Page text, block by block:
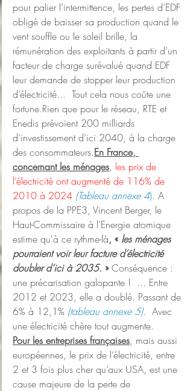
pour palier l’intermittence, les pertes d’EDF
obligé de baisser sa production quand le
vent souffle ou le soleil brille, la
rémunération des exploitants à partir d’un
facteur de charge surévalué quand EDF
leur demande de stopper leur production
d’électricité...  Tout cela nous coûte une
fortune.Rien que pour le réseau, RTE et
Enedis prévoient 200 milliards
d’investissement d’ici 2040, à la charge
des consommateurs.En France,
concernant les ménages, les prix de
l’électricité ont augmenté de 116% de
2010 à 2024 (Tableau annexe 4). A
propos de la PPE3, Vincent Berger, le
Haut-Commissaire à l’Energie atomique
estime qu'à ce rythme-là, « les ménages
pourraient voir leur facture d’électricité
doubler d’ici à 2035. » Conséquence :
une précarisation galopante !  ... Entre
2012 et 2023, elle a doublé. Passant de
6% à 12,1% (tableau annexe 5). Avec
une électricité chère tout augmente.
Pour les entreprises françaises, mais aussi
européennes, le prix de l’électricité, entre
2 et 3 fois plus cher qu’aux USA, est une
cause majeure de la perte de